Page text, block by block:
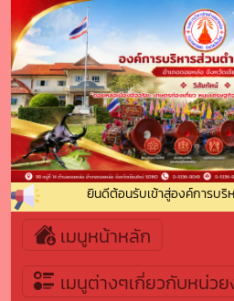
ยินดีต้อนรับเข้าสู่องค์การบริ
เมนูหน้าหลัก
เมนูต่างๆเกี่ยวกับหน่วย